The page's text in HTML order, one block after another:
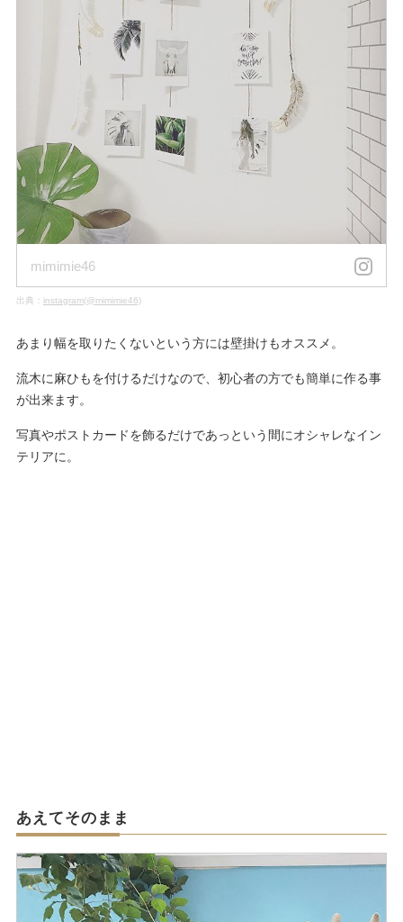
mimimie46
出典： instagram(@mimimie46)
あまり幅を取りたくないという方には壁掛けもオススメ。
流木に麻ひもを付けるだけなので、初心者の方でも簡単に作る事
が出来ます。
写真やポストカードを飾るだけであっという間にオシャレなイン
テリアに。
あえてそのまま